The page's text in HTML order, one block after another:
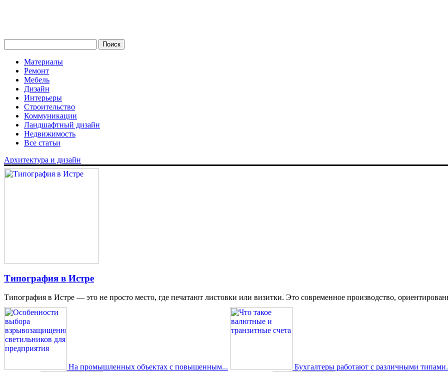
Материалы
Ремонт
Мебель
Дизайн
Интерьеры
Строительство
Коммуникации
Ландшафтный дизайн
Недвижимость
Все статьи
Архитектура и дизайн
Типография в Истре
Типография в Истре — это не просто место, где печатают листовки или визитки. Это современное производство,
На промышленных объектах с повышенным... Бухгалтеры работают с различными